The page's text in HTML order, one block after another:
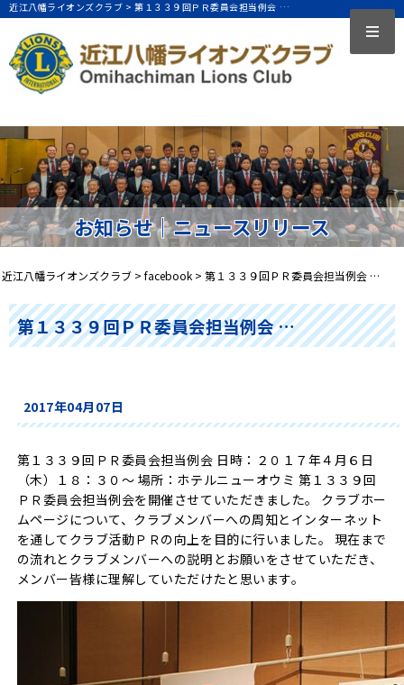
近江八幡ライオンズクラブ >第１３３９回ＰＲ委員会担当例会 …
お知らせ｜ニュースリリース
近江八幡ライオンズクラブ > facebook > 第１３３９回ＰＲ委員会担当例会 …
第１３３９回ＰＲ委員会担当例会 …
2017年04月07日
第１３３９回ＰＲ委員会担当例会 日時：２０１７年４月６日
（木）１８：３０～ 場所：ホテルニューオウミ 第１３３９回
ＰＲ委員会担当例会を開催させていただきました。 クラブホー
ムページについて、クラブメンバーへの周知とインターネット
を通してクラブ活動ＰＲの向上を目的に行いました。 現在まで
の流れとクラブメンバーへの説明とお願いをさせていただき、
メンバー皆様に理解していただけたと思います。